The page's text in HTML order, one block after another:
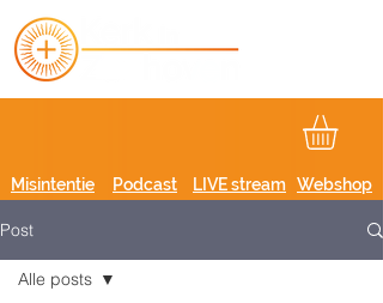
Podcast
Misintentie LIVE stream Webshop
Post
Alle posts